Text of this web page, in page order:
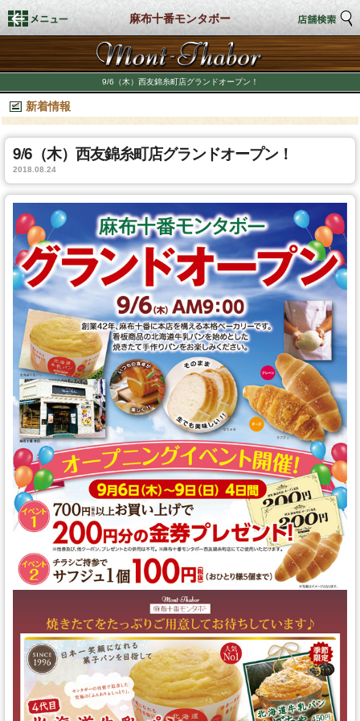
麻布十番モンタボー
9/6（木）西友錦糸町店グランドオープン！
新着情報
9/6（木）西友錦糸町店グランドオープン！
2018.08.24
トップページ
店舗検索
新着情報
商品情報
期間限定商品
店舗スタイル
私たちのこだわり
商品づくり
スタッフの心得
銘水食パン 吟屋久島
パンと合うおすすめ料理!!
モンタボー公式ショップ
会社情報
採用情報
本社 〒103-0024
東京都中央区日本橋小舟町7番2号
TEL 03-3662-2582(代表)
Copyright (C) SWEET STYLE Co.,Ltd. All
Rights Reserved.